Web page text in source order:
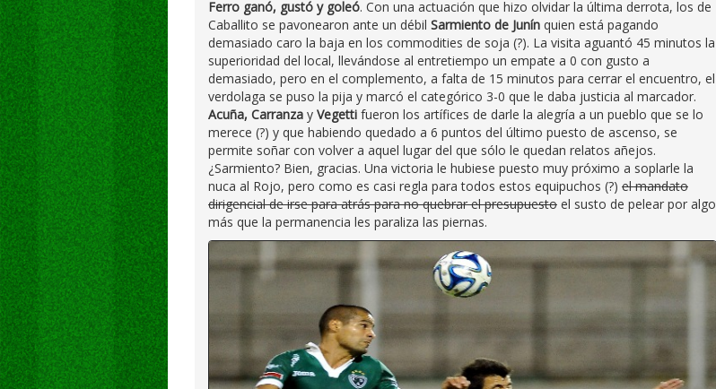
Ferro ganó, gustó y goleó. Con una actuación que hizo olvidar la última derrota, los de
Caballito se pavonearon ante un débil Sarmiento de Junín quien está pagando
demasiado caro la baja en los commodities de soja (?). La visita aguantó 45 minutos la
superioridad del local, llevándose al entretiempo un empate a 0 con gusto a
demasiado, pero en el complemento, a falta de 15 minutos para cerrar el encuentro, el
verdolaga se puso la pija y marcó el categórico 3-0 que le daba justicia al marcador.
Acuña, Carranza y Vegetti fueron los artífices de darle la alegría a un pueblo que se lo
merece (?) y que habiendo quedado a 6 puntos del último puesto de ascenso, se
permite soñar con volver a aquel lugar del que sólo le quedan relatos añejos.
¿Sarmiento? Bien, gracias. Una victoria le hubiese puesto muy próximo a soplarle la
nuca al Rojo, pero como es casi regla para todos estos equipuchos (?) el mandato
dirigencial de irse para atrás para no quebrar el presupuesto el susto de pelear por algo
más que la permanencia les paraliza las piernas.